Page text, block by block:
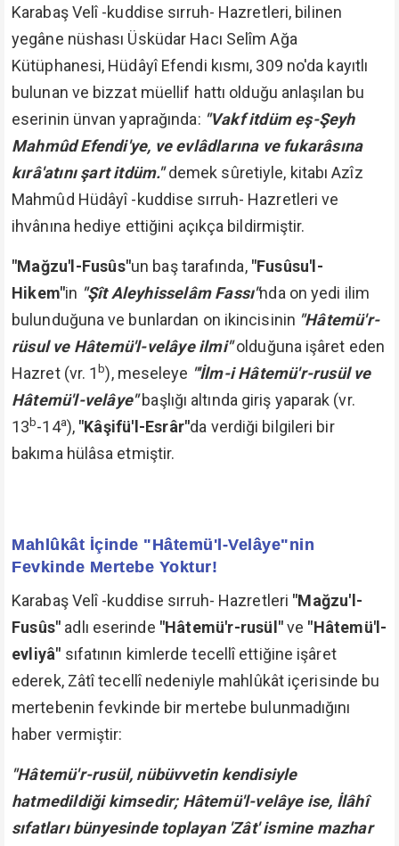
Karabaş Velî -kuddise sırruh- Hazretleri, bilinen
yegâne nüshası Üsküdar Hacı Selîm Ağa
Kütüphanesi, Hüdâyî Efendi kısmı, 309 no'da kayıtlı
bulunan ve bizzat müellif hattı olduğu anlaşılan bu
eserinin ünvan yaprağında: "Vakf itdüm eş-Şeyh
Mahmûd Efendi'ye, ve evlâdlarına ve fukarâsına
kırâ'atını şart itdüm."demek sûretiyle, kitabı Azîz
Mahmûd Hüdâyî -kuddise sırruh- Hazretleri ve
ihvânına hediye ettiğini açıkça bildirmiştir.
"Mağzu'l-Fusûs"un baş tarafında, "Fusûsu'l-
Hikem"in "Şît Aleyhisselâm Fassı"nda on yedi ilim
bulunduğuna ve bunlardan on ikincisinin "Hâtemü'r-
rüsul ve Hâtemü'l-velâye ilmi"olduğuna işâret eden
Hazret (vr. 1b), meseleye "'İlm-i Hâtemü'r-rusül ve
Hâtemü'l-velâye"başlığı altında giriş yaparak (vr.
13b-14a), "Kâşifü'l-Esrâr"da verdiği bilgileri bir
bakıma hülâsa etmiştir.
Mahlûkât İçinde "Hâtemü'l-Velâye"nin
Fevkinde Mertebe Yoktur!
Karabaş Velî -kuddise sırruh- Hazretleri "Mağzu'l-
Fusûs" adlı eserinde "Hâtemü'r-rusül"ve "Hâtemü'l-
evliyâ" sıfatının kimlerde tecellî ettiğine işâret
ederek, Zâtî tecellî nedeniyle mahlûkât içerisinde bu
mertebenin fevkinde bir mertebe bulunmadığını
haber vermiştir:
"Hâtemü'r-rusül, nübüvvetin kendisiyle
hatmedildiği kimsedir; Hâtemü'l-velâye ise, İlâhî
sıfatları bünyesinde toplayan 'Zât' ismine mazhar